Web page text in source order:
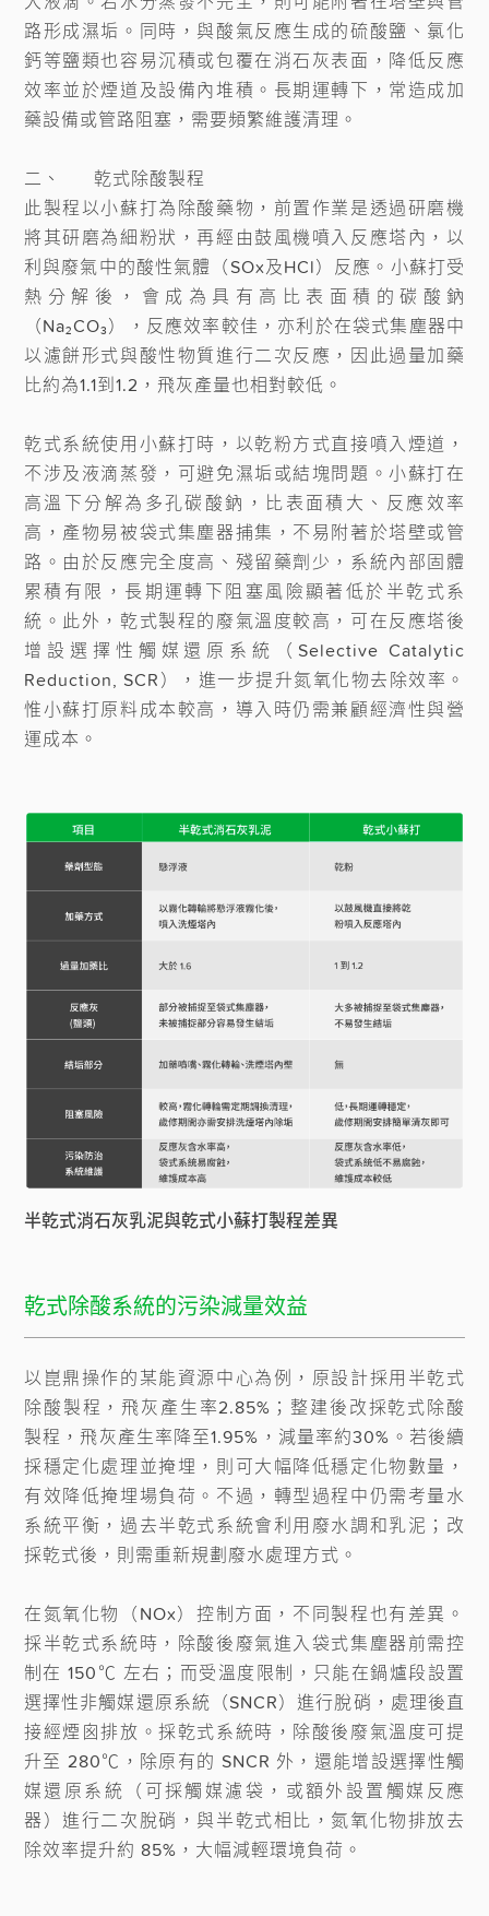
路形成濕垢。同時，與酸氣反應生成的硫酸鹽、氯化
鈣等鹽類也容易沉積或包覆在消石灰表面，降低反應
效率並於煙道及設備內堆積。長期運轉下，常造成加
藥設備或管路阻塞，需要頻繁維護清理。
二、	乾式除酸製程
此製程以小蘇打為除酸藥物，前置作業是透過研磨機
將其研磨為細粉狀，再經由鼓風機噴入反應塔內，以
利與廢氣中的酸性氣體（SOx及HCl）反應。小蘇打受
熱分解後，會成為具有高比表面積的碳酸鈉
（Na₂CO₃），反應效率較佳，亦利於在袋式集塵器中
以濾餅形式與酸性物質進行二次反應，因此過量加藥
比約為1.1到1.2，飛灰產量也相對較低。
乾式系統使用小蘇打時，以乾粉方式直接噴入煙道，
不涉及液滴蒸發，可避免濕垢或結塊問題。小蘇打在
高溫下分解為多孔碳酸鈉，比表面積大、反應效率
高，產物易被袋式集塵器捕集，不易附著於塔壁或管
路。由於反應完全度高、殘留藥劑少，系統內部固體
累積有限，長期運轉下阻塞風險顯著低於半乾式系
統。此外，乾式製程的廢氣溫度較高，可在反應塔後
增設選擇性觸媒還原系統（Selective Catalytic
Reduction, SCR），進一步提升氮氧化物去除效率。
惟小蘇打原料成本較高，導入時仍需兼顧經濟性與營
半乾式消石灰乳泥與乾式小蘇打製程差異
乾式除酸系統的污染減量效益
以崑鼎操作的某能資源中心為例，原設計採用半乾式
除酸製程，飛灰產生率2.85%；整建後改採乾式除酸
製程，飛灰產生率降至1.95%，減量率約30%。若後續
採穩定化處理並掩埋，則可大幅降低穩定化物數量，
有效降低掩埋場負荷。不過，轉型過程中仍需考量水
系統平衡，過去半乾式系統會利用廢水調和乳泥；改
採乾式後，則需重新規劃廢水處理方式。
在氮氧化物（NOx）控制方面，不同製程也有差異。
採半乾式系統時，除酸後廢氣進入袋式集塵器前需控
制在 150℃ 左右；而受溫度限制，只能在鍋爐段設置
選擇性非觸媒還原系統（SNCR）進行脫硝，處理後直
接經煙囪排放。採乾式系統時，除酸後廢氣溫度可提
升至 280℃，除原有的 SNCR 外，還能增設選擇性觸
媒還原系統（可採觸媒濾袋，或額外設置觸媒反應
器）進行二次脫硝，與半乾式相比，氮氧化物排放去